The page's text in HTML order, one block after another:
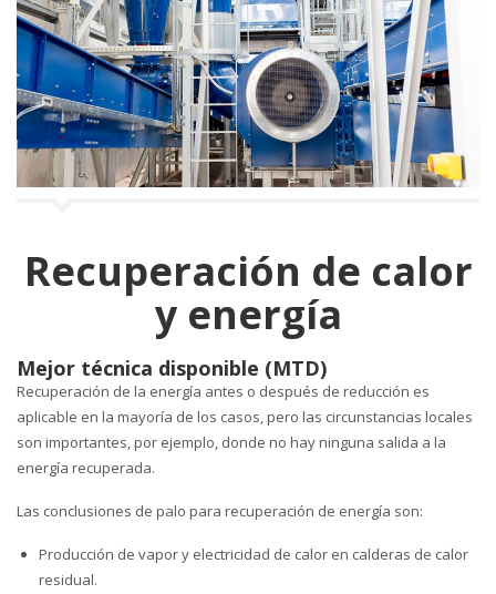
l
a
n
c
a
Recuperación de calor
y energía
Mejor técnica disponible (MTD)
Recuperación de la energía antes o después de reducción es
aplicable en la mayoría de los casos, pero las circunstancias locales
son importantes, por ejemplo, donde no hay ninguna salida a la
energía recuperada.
Las conclusiones de palo para recuperación de energía son:
Producción de vapor y electricidad de calor en calderas de calor
residual.